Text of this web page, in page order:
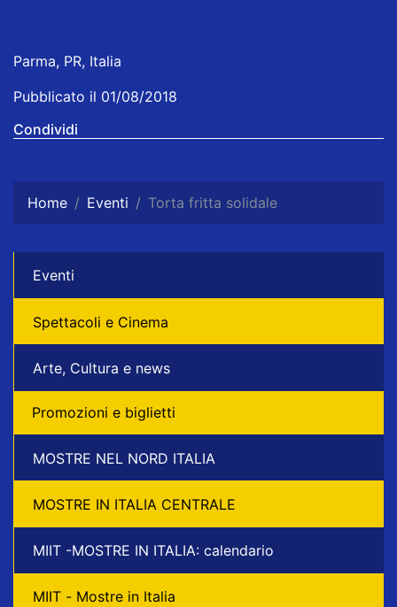
Parma, PR, Italia
Pubblicato il 01/08/2018
Condividi
Home Eventi Torta fritta solidale
Eventi
Spettacoli e Cinema
Arte, Cultura e news
Promozioni e biglietti
MOSTRE NEL NORD ITALIA
MOSTRE IN ITALIA CENTRALE
MIIT -MOSTRE IN ITALIA: calendario
MIIT - Mostre in Italia